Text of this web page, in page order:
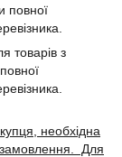
повної
товарів з
необхідна
замовлення. Для